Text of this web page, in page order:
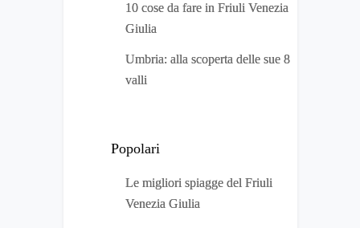
10 cose da fare in Friuli Venezia
Giulia
Umbria: alla scoperta delle sue 8
valli
Popolari
Le migliori spiagge del Friuli
Venezia Giulia